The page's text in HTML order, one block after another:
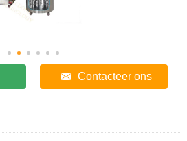
Contacteer ons